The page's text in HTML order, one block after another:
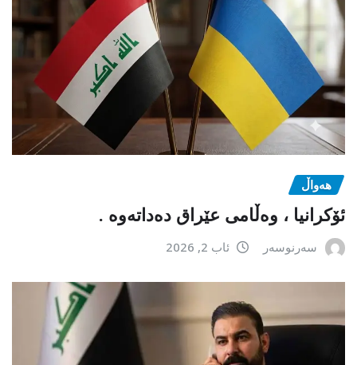
هەواڵ
ئۆکرانیا ، وەڵامی عێراق دەداتەوە .
سەرنوسەر ئاب 2, 2026